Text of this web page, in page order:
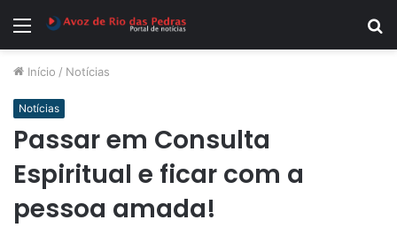
Menu
Início / Notícias
Notícias
Passar em Consulta
Espiritual e ficar com a
pessoa amada!